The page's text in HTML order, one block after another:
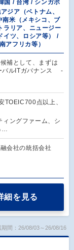
国 / 台湾 / シンガポ
ジア（ベトナム、
南米（メキシコ、ブ
ラリア、ニュージー
イツ、ロシア等） /
アフリカ等）
補として、まずは
バルITガバナンス ‐
TOEIC700点以上、
ィングファーム、シ
…
会社の統括会社
細を見る
期間：26/08/03～26/08/16